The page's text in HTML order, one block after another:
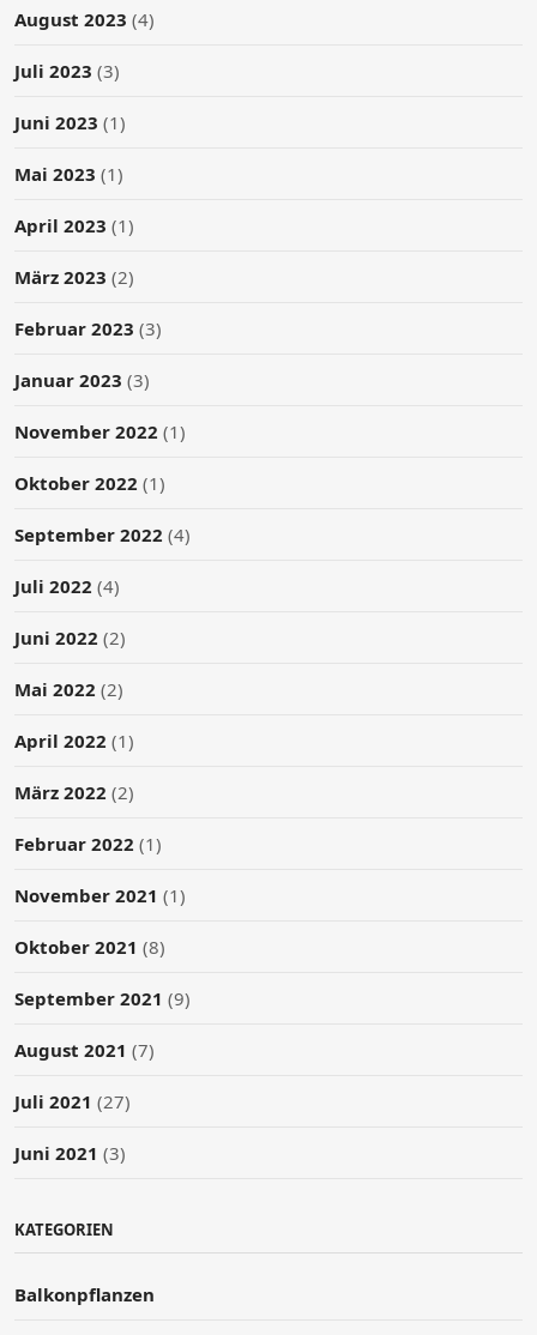
August 2023 (4)
Juli 2023 (3)
Juni 2023 (1)
Mai 2023 (1)
April 2023 (1)
März 2023 (2)
Februar 2023 (3)
Januar 2023 (3)
November 2022 (1)
Oktober 2022 (1)
September 2022 (4)
Juli 2022 (4)
Juni 2022 (2)
Mai 2022 (2)
April 2022 (1)
März 2022 (2)
Februar 2022 (1)
November 2021 (1)
Oktober 2021 (8)
September 2021 (9)
August 2021 (7)
Juli 2021 (27)
Juni 2021 (3)
KATEGORIEN
Balkonpflanzen